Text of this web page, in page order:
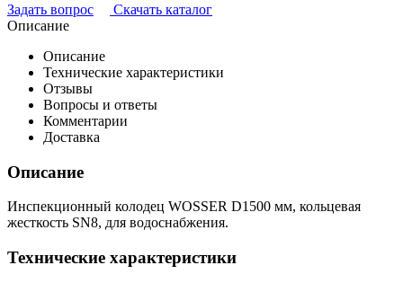
Задать вопрос
Скачать каталог
Описание
Описание
Технические характеристики
Отзывы
Вопросы и ответы
Комментарии
Доставка
Описание
Инспекционный колодец WOSSER D1500 мм, кольцевая
жесткость SN8, для водоснабжения.
Технические характеристики